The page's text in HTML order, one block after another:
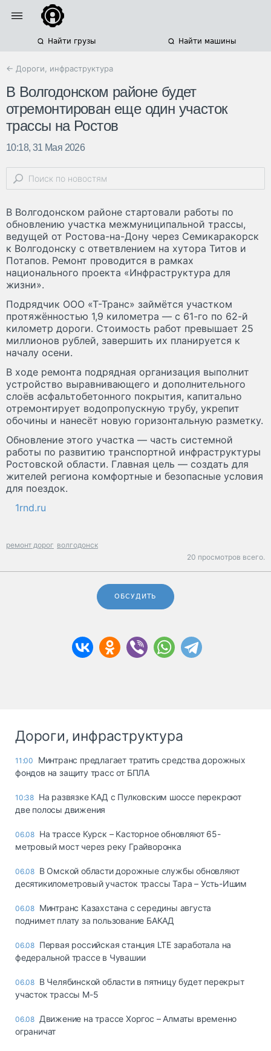
Найти грузы Найти машины
← Дороги, инфраструктура
В Волгодонском районе будет
отремонтирован еще один участок
трассы на Ростов
10:18, 31 Мая 2026
В Волгодонском районе стартовали работы по
обновлению участка межмуниципальной трассы,
ведущей от Ростова-на-Дону через Семикаракорск
к Волгодонску с ответвлением на хутора Титов и
Потапов. Ремонт проводится в рамках
национального проекта «Инфраструктура для
жизни».
Подрядчик ООО «Т-Транс» займётся участком
протяжённостью 1,9 километра — с 61-го по 62-й
километр дороги. Стоимость работ превышает 25
миллионов рублей, завершить их планируется к
началу осени.
В ходе ремонта подрядная организация выполнит
устройство выравнивающего и дополнительного
слоёв асфальтобетонного покрытия, капитально
отремонтирует водопропускную трубу, укрепит
обочины и нанесёт новую горизонтальную разметку.
Обновление этого участка — часть системной
работы по развитию транспортной инфраструктуры
Ростовской области. Главная цель — создать для
жителей региона комфортные и безопасные условия
для поездок.
1rnd.ru
ремонт дорог волгодонск
20 просмотров всего.
ОБСУДИТЬ
Дороги, инфраструктура
11:00
Минтранс предлагает тратить средства дорожных
фондов на защиту трасс от БПЛА
10:38 На развязке КАД с Пулковским шоссе перекроют
две полосы движения
06.08 На трассе Курск – Касторное обновляют 65-
метровый мост через реку Грайворонка
06.08 В Омской области дорожные службы обновляют
десятикилометровый участок трассы Тара – Усть-Ишим
06.08 Минтранс Казахстана с середины августа
поднимет плату за пользование БАКАД
06.08 Первая российская станция LTE заработала на
федеральной трассе в Чувашии
06.08 В Челябинской области в пятницу будет перекрыт
участок трассы М-5
06.08 Движение на трассе Хоргос – Алматы временно
ограничат